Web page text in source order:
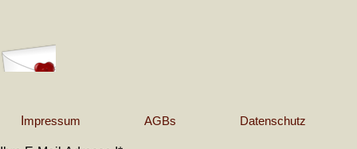
mpressum AGBs Datenschutz